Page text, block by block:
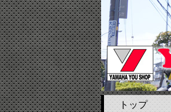
トップ